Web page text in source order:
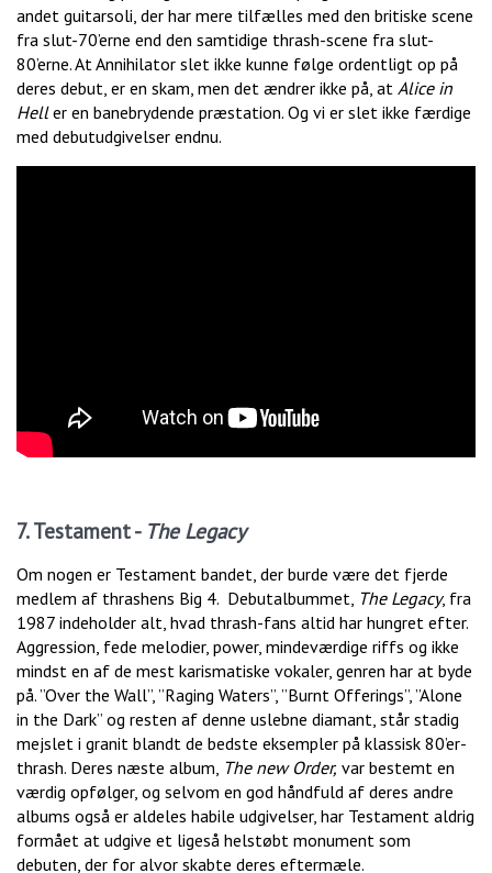
andet guitarsoli, der har mere tilfælles med den britiske scene
fra slut-70’erne end den samtidige thrash-scene fra slut-
80’erne. At Annihilator slet ikke kunne følge ordentligt op på
deres debut, er en skam, men det ændrer ikke på, at Alice in
Heller en banebrydende præstation. Og vi er slet ikke færdige
med debutudgivelser endnu.
7. Testament - The Legacy
Om nogen er Testament bandet, der burde være det fjerde
medlem af thrashens Big 4. Debutalbummet, The Legacy, fra
1987 indeholder alt, hvad thrash-fans altid har hungret efter.
Aggression, fede melodier, power, mindeværdige riffs og ikke
mindst en af de mest karismatiske vokaler, genren har at byde
på. ”Over the Wall”, ”Raging Waters”, ”Burnt Offerings”, ”Alone
in the Dark” og resten af denne uslebne diamant, står stadig
mejslet i granit blandt de bedste eksempler på klassisk 80’er-
thrash. Deres næste album, The new Order, var bestemt en
værdig opfølger, og selvom en god håndfuld af deres andre
albums også er aldeles habile udgivelser, har Testament aldrig
formået at udgive et ligeså helstøbt monument som
debuten, der for alvor skabte deres eftermæle.